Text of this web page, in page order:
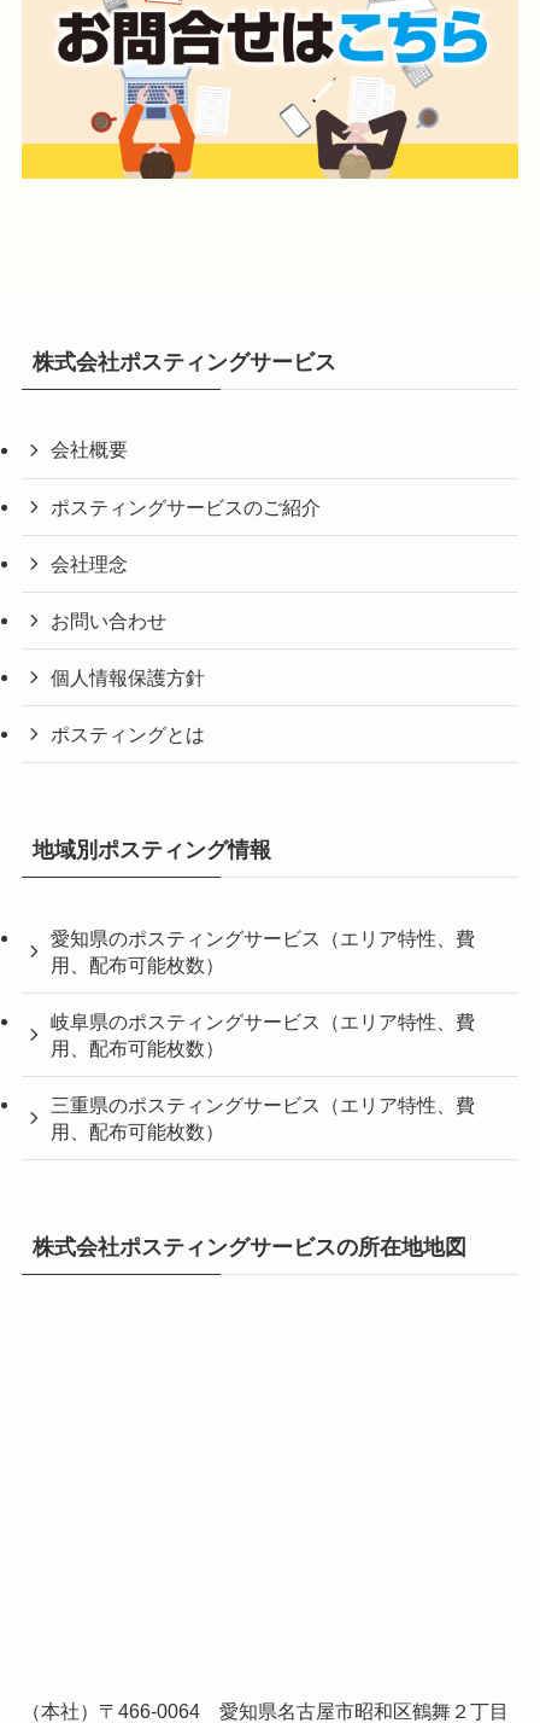
株式会社ポスティングサービス
会社概要
ポスティングサービスのご紹介
会社理念
お問い合わせ
個人情報保護方針
ポスティングとは
地域別ポスティング情報
愛知県のポスティングサービス（エリア特性、費
用、配布可能枚数）
岐阜県のポスティングサービス（エリア特性、費
用、配布可能枚数）
三重県のポスティングサービス（エリア特性、費
用、配布可能枚数）
株式会社ポスティングサービスの所在地地図
（本社）〒466-0064 愛知県名古屋市昭和区鶴舞２丁目